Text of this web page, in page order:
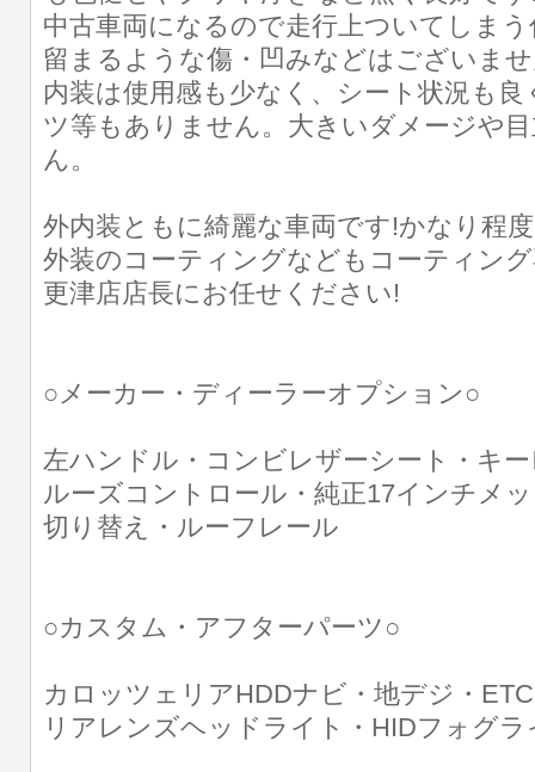
中古車両になるので走行上ついてしま
留まるような傷・凹みなどはございま
内装は使用感も少なく、シート状況も
ツ等もありません。大きいダメージや
ん。
外内装ともに綺麗な車両です!かなり程
外装のコーティングなどもコーティン
更津店店長にお任せください!
○メーカー・ディーラーオプション○
左ハンドル・コンビレザーシート・キ
ルーズコントロール・純正17インチメ
切り替え・ルーフレール
○カスタム・アフターパーツ○
カロッツェリアHDDナビ・地デジ・
リアレンズヘッドライト・HIDフォグラ